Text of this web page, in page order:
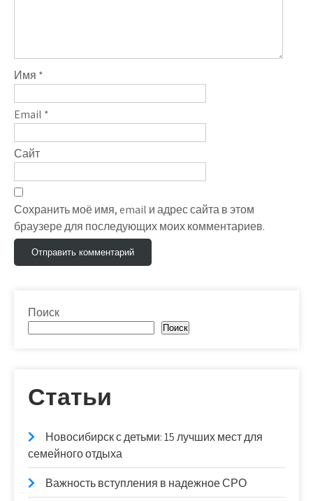
Имя *
Email *
Сайт
Сохранить моё имя, email и адрес сайта в этом
браузере для последующих моих комментариев.
Поиск
Поиск
Статьи
Новосибирск с детьми: 15 лучших мест для
семейного отдыха
Важность вступления в надежное СРО